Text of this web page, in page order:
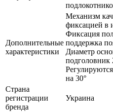
Дополнительные
характеристики
Механизм
фиксацией в
Фиксация
поддержка
Диаметр
подголовник
на 30°
Страна
регистрации
бренда
Украина